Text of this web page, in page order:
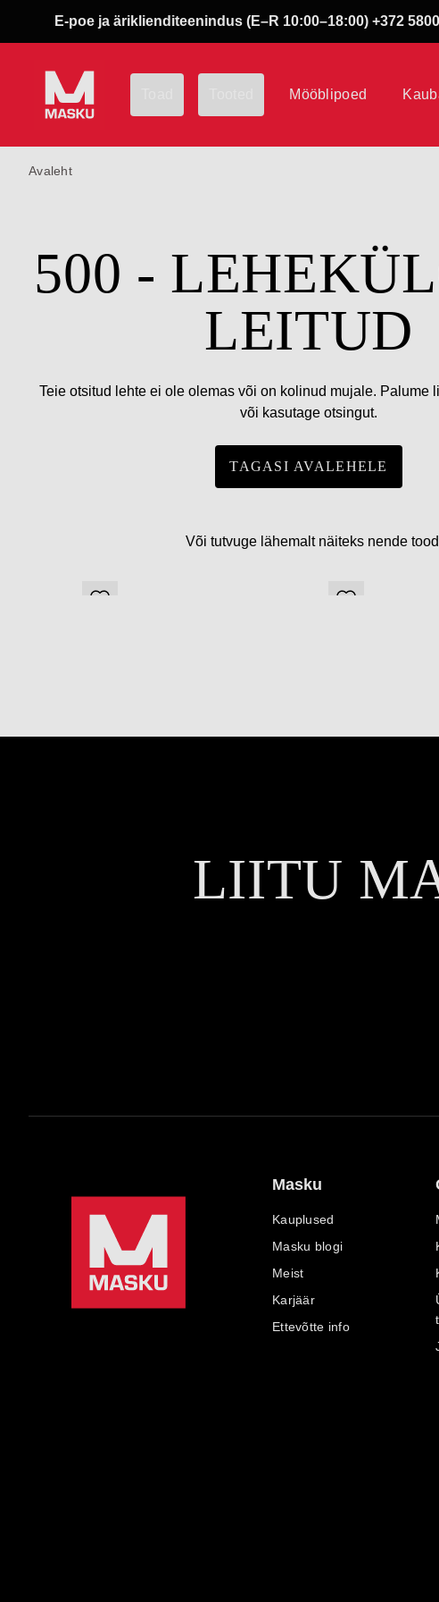
E-poe ja äriklienditeenindus (E–R 10:00–18:00) +372
Mööblipoed
Avaleht
500 -
LEITUD
Teie otsitud lehte ei ole olemas või on kolinud mujale. Palume
või kasutage otsingut.
TAGASI AVALEHELE
Või tutvuge lähemalt näiteks nende
LIITU
Masku
Kauplused
Masku blogi
Meist
Karjäär
Ettevõtte info